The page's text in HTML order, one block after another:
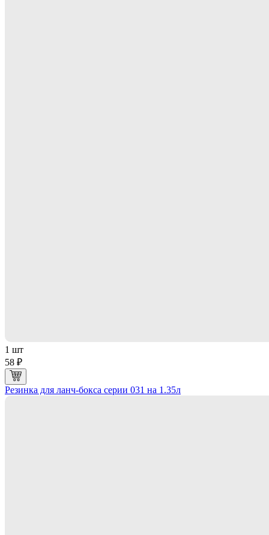
1 шт
58 ₽
Резинка для ланч-бокса серии 031 на 1.35л